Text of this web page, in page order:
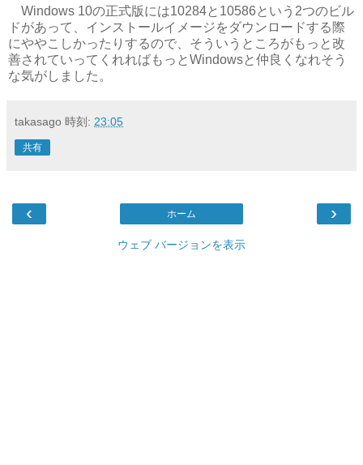
Windows 10の正式版には10284と10586という2つのビル
ドがあって、インストールイメージをダウンロードする際
にややこしかったりするので、そういうところがもっと改
善されていってくれればもっとWindowsと仲良くなれそう
な気がしました。
takasago 時刻: 23:05
共有
‹ ›
ホーム
ウェブ バージョンを表示